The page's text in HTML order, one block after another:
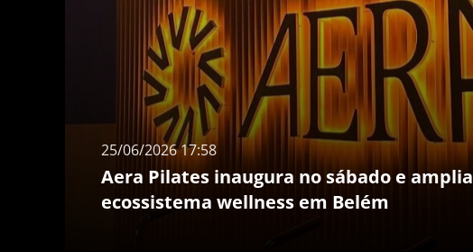
25/06/2026 17:58
Aera Pilates inaugura no sábado e amplia
ecossistema wellness em Belém